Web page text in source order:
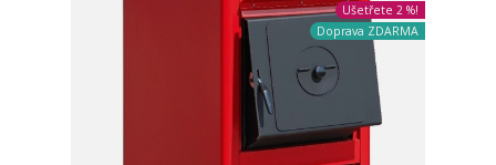
Ušetřete 2 %!
Doprava ZDARMA